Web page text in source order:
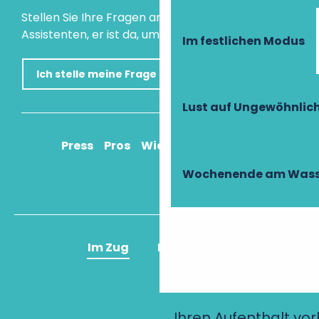
Im festlichen Modus
Lust auf
Wochenende am
Stellen Sie Ihre Fragen an unseren virtuellen
Assistenten, er ist da, um Ihnen zu helfen.
Ich stelle meine Frage
Press Pros Wie komme ich an?
Im Zug Im Flugzeug